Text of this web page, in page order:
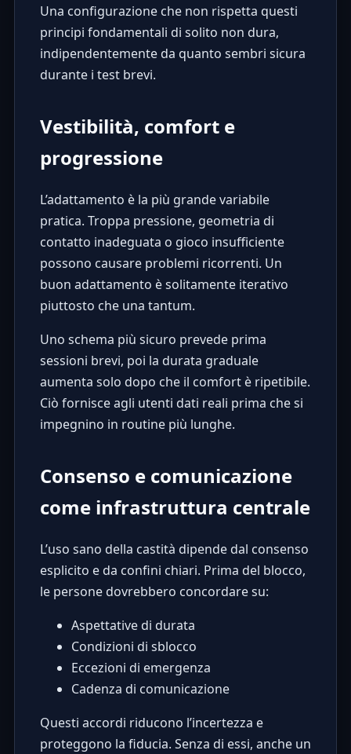
Una configurazione che non rispetta questi
principi fondamentali di solito non dura,
indipendentemente da quanto sembri sicura
durante i test brevi.
Vestibilità, comfort e
progressione
L’adattamento è la più grande variabile
pratica. Troppa pressione, geometria di
contatto inadeguata o gioco insufficiente
possono causare problemi ricorrenti. Un
buon adattamento è solitamente iterativo
piuttosto che una tantum.
Uno schema più sicuro prevede prima
sessioni brevi, poi la durata graduale
aumenta solo dopo che il comfort è ripetibile.
Ciò fornisce agli utenti dati reali prima che si
impegnino in routine più lunghe.
Consenso e comunicazione
come infrastruttura centrale
L’uso sano della castità dipende dal consenso
esplicito e da confini chiari. Prima del blocco,
le persone dovrebbero concordare su:
Aspettative di durata
Condizioni di sblocco
Eccezioni di emergenza
Cadenza di comunicazione
Questi accordi riducono l’incertezza e
proteggono la fiducia. Senza di essi, anche un